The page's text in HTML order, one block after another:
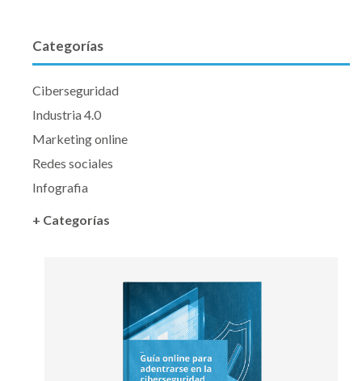
Categorías
Ciberseguridad
Industria 4.0
Marketing online
Redes sociales
Infografia
+ Categorías